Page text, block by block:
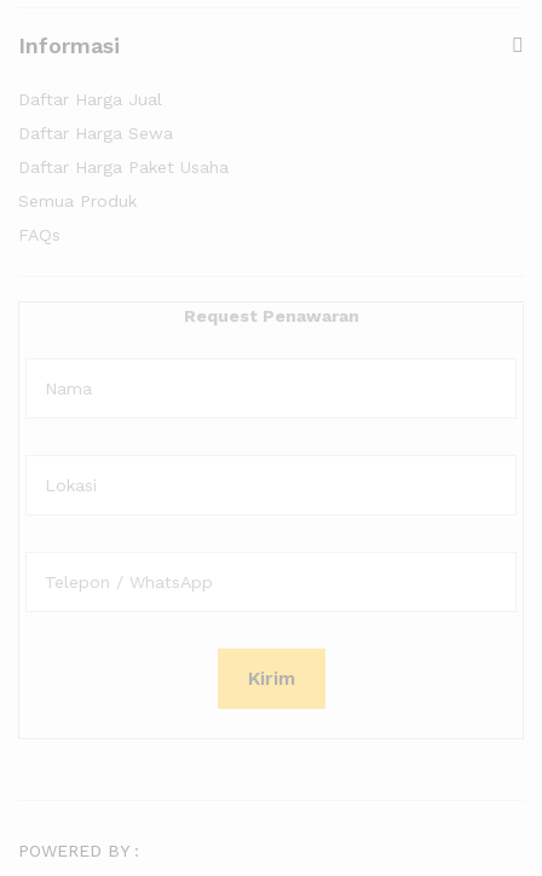
Informasi
Daftar Harga Jual
Daftar Harga Sewa
Daftar Harga Paket Usaha
Semua Produk
FAQs
Request Penawaran
POWERED BY :